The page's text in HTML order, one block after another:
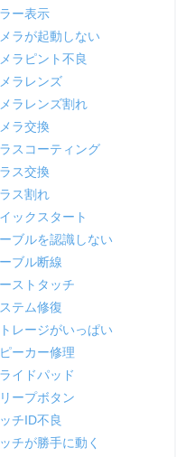
ー表示
ラが起動しない
ラピント不良
ラレンズ
ラレンズ割れ
ラ交換
スコーティング
ス交換
ス割れ
ックスタート
ブルを認識しない
ブル断線
ストタッチ
テム修復
レージがいっぱい
ーカー修理
イドパッド
ープボタン
チID不良
チが勝手に動く